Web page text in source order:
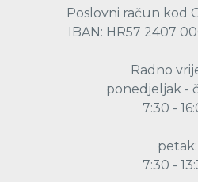
Poslovni račun kod
IBAN: HR57 2407
Radno
ponedjeljak -
7:30 -
petak:
7:30 -